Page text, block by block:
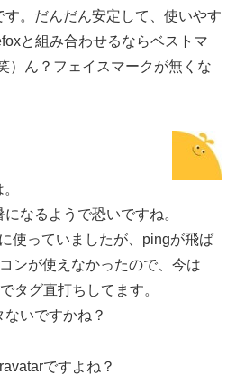
す。だんだん安定して、使いやす
と組み合わせるならベストマ
）ん？フェイスマークが無くな
なるようで恐いですね。
使っていましたが、pingが飛ば
ンが使えなかったので、今は
タグ直打ちしてます。
いですかね？
ですよね？